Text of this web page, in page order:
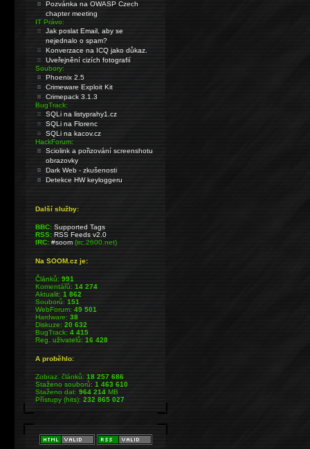
Pozvánka na OWASP Czech
chapter meeting
IT Právo:
Jak poslat Email, aby se
nejednalo o spam?
Konverzace na ICQ jako důkaz.
Uveřejnění cizích fotografií
Soubory:
Phoenix 2.5
Crimeware Exploit Kit
Crimepack 3.1.3
BugTrack:
SQLi na listyprahy1.cz
SQLi na Florenc
SQLi na kacov.cz
HackForum:
Sciolink a pořizování screenshotu
obrazovky
Dark Web - zkušenosti
Detekce HW keyloggeru
Další služby:
BBC: Supported Tags
RSS: RSS Feeds v2.0
IRC: #soom(irc.2600.net)
Na SOOM.cz je:
Článků:991
Komentářů:14 274
Aktualit:1 862
Souborů:151
WebForum:49 501
Hardware:38
Diskuze:20 632
BugTrack:4 415
Reg. uživatelů:16 428
A proběhlo:
Zobraz. článků:18 257 686
Staženo souborů:1 463 610
Staženo dat:964 214MB
Přístupy (hits):232 865 027